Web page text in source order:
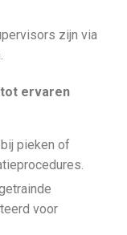
zijn via
ervaren
pieken of
voor